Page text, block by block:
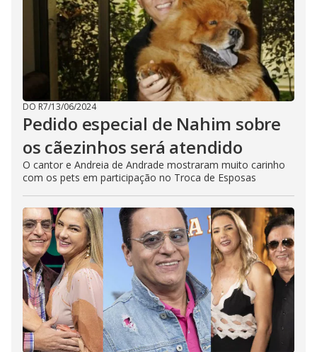
DO R7/13/06/2024
Pedido especial de Nahim sobre
os cãezinhos será atendido
O cantor e Andreia de Andrade mostraram muito carinho
com os pets em participação no Troca de Esposas